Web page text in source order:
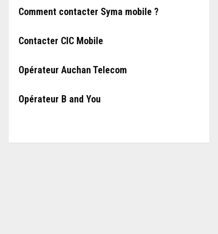
Comment contacter Syma mobile ?
Contacter CIC Mobile
Opérateur Auchan Telecom
Opérateur B and You